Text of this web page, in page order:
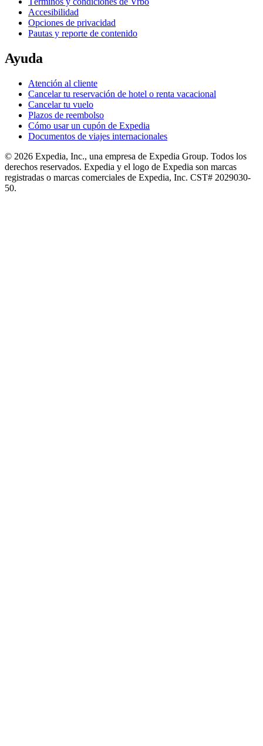
Accesibilidad
Opciones de privacidad
Pautas y reporte de contenido
Ayuda
Atención al cliente
Cancelar tu reservación de hotel o renta vacacional
Cancelar tu vuelo
Plazos de reembolso
Cómo usar un cupón de Expedia
Documentos de viajes internacionales
© 2026 Expedia, Inc., una empresa de Expedia Group. Todos los
derechos reservados. Expedia y el logo de Expedia son marcas
registradas o marcas comerciales de Expedia, Inc. CST# 2029030-
50.